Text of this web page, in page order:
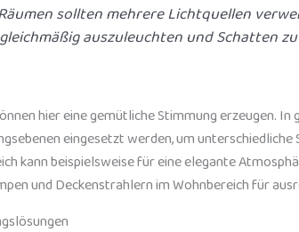
sollten mehrere Lichtquellen
auszuleuchten und Schatten
hier eine gemütliche Stimmung erzeugen. In
eingesetzt werden, um unterschiedliche
kann beispielsweise für eine elegante
und Deckenstrahlern im Wohnbereich für